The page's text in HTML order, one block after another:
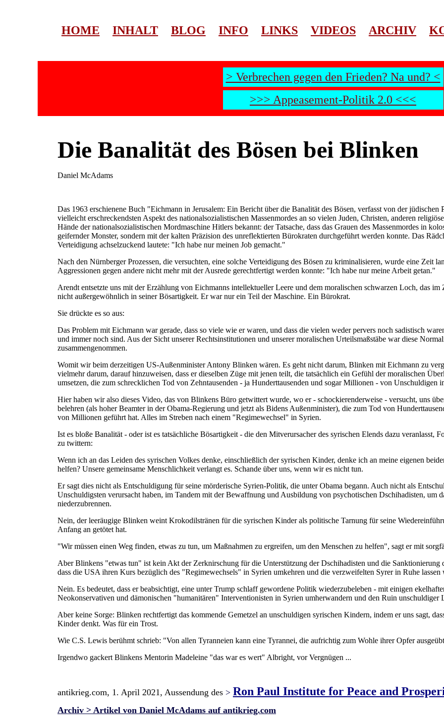
HOME INHALT BLOG INFO LINKS VIDEOS ARCHIV
> Verbrechen gegen den Frieden? Na und? <
>>> Appeasement-Politik 2.0 <<<
Die Banalität des Bösen bei Blinken
Daniel McAdams
Das 1963 erschienene Buch "Eichmann in Jerusalem: Ein Bericht über die Banalität des Bösen, verfasst von der
vielleicht erschreckendsten Aspekt des nationalsozialistischen Massenmordes an so vielen Juden, Christen, anderen
Hände der nationalsozialistischen Mordmaschine Hitlers bekannt: der Tatsache, dass das Grauen des Massenmordes in
geifernder Monster, sondern mit der kalten Präzision des unreflektierten Bürokraten durchgeführt werden konnte. Das
Verteidigung achselzuckend lautete: "Ich habe nur meinen Job gemacht."
Nach den Nürnberger Prozessen, die versuchten, eine solche Verteidigung des Bösen zu kriminalisieren, wurde eine Zeit
Aggressionen gegen andere nicht mehr mit der Ausrede gerechtfertigt werden konnte: "Ich habe nur meine Arbeit getan."
Arendt entsetzte uns mit der Erzählung von Eichmanns intellektueller Leere und dem moralischen schwarzen Loch, das
nicht außergewöhnlich in seiner Bösartigkeit. Er war nur ein Teil der Maschine. Ein Bürokrat.
Sie drückte es so aus:
Das Problem mit Eichmann war gerade, dass so viele wie er waren, und dass die vielen weder pervers noch sadistisch
und immer noch sind. Aus der Sicht unserer Rechtsinstitutionen und unserer moralischen Urteilsmaßstäbe war diese
zusammengenommen.
Womit wir beim derzeitigen US-Außenminister Antony Blinken wären. Es geht nicht darum, Blinken mit Eichmann zu
vielmehr darum, darauf hinzuweisen, dass er dieselben Züge mit jenen teilt, die tatsächlich ein Gefühl der moralischen
umsetzen, die zum schrecklichen Tod von Zehntausenden - ja Hunderttausenden und sogar Millionen - von Unschuldigen
Hier haben wir also dieses Video, das von Blinkens Büro getwittert wurde, wo er - schockierenderweise - versucht, uns
belehren (als hoher Beamter in der Obama-Regierung und jetzt als Bidens Außenminister), die zum Tod von
von Millionen geführt hat. Alles im Streben nach einem "Regimewechsel" in Syrien.
Ist es bloße Banalität - oder ist es tatsächliche Bösartigkeit - die den Mitverursacher des syrischen Elends dazu veranlasst,
zu twittern:
Wenn ich an das Leiden des syrischen Volkes denke, einschließlich der syrischen Kinder, denke ich an meine eigenen
helfen? Unsere gemeinsame Menschlichkeit verlangt es. Schande über uns, wenn wir es nicht tun.
Er sagt dies nicht als Entschuldigung für seine mörderische Syrien-Politik, die unter Obama begann. Auch nicht als
Unschuldigsten verursacht haben, im Tandem mit der Bewaffnung und Ausbildung von psychotischen Dschihadisten, um
niederzubrennen.
Nein, der leeräugige Blinken weint Krokodilstränen für die syrischen Kinder als politische Tarnung für seine
Anfang an getötet hat.
"Wir müssen einen Weg finden, etwas zu tun, um Maßnahmen zu ergreifen, um den Menschen zu helfen", sagt er mit
Aber Blinkens "etwas tun" ist kein Akt der Zerknirschung für die Unterstützung der Dschihadisten und die Sanktionierung
dass die USA ihren Kurs bezüglich des "Regimewechsels" in Syrien umkehren und die verzweifelten Syrer in Ruhe
Nein. Es bedeutet, dass er beabsichtigt, eine unter Trump schlaff gewordene Politik wiederzubeleben - mit einigen
Neokonservativen und dämonischen "humanitären" Interventionisten in Syrien umherwandern und den Ruin unschuldiger
Aber keine Sorge: Blinken rechtfertigt das kommende Gemetzel an unschuldigen syrischen Kindern, indem er uns sagt,
Kinder denkt. Was für ein Trost.
Wie C.S. Lewis berühmt schrieb: "Von allen Tyranneien kann eine Tyrannei, die aufrichtig zum Wohle ihrer Opfer
Irgendwo gackert Blinkens Mentorin Madeleine "das war es wert" Albright, vor Vergnügen ...
antikrieg.com, 1. April 2021, Aussendung des > Ron Paul Institute for Peace and
Archiv > Artikel von Daniel McAdams auf antikrieg.com